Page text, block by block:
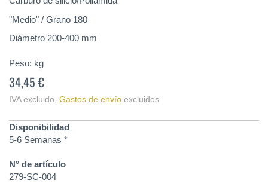
de
imágenes
"Medio" / Grano 180
Diámetro 200-400 mm
Peso: kg
34,45 €
IVA excluido, Gastos de envío excluidos
Disponibilidad
5-6 Semanas *
N° de artículo
279-SC-004